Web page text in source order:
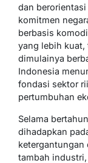
dan
komitmen
berbasis
yang lebih kuat,
dimulainya
Indonesia
fondasi sektor
pertumbuhan
Selama
dihadapkan
ketergantungan
tambah